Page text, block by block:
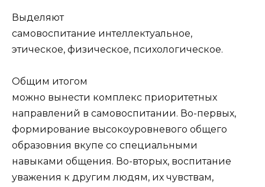
Выделяют
самовоспитание интеллектуальное,
этическое, физическое, психологическое.
Общим итогом
можно вынести комплекс приоритетных
направлений в самовоспитании. Во-первых,
формирование высокоуровневого общего
образовния вкупе со специальными
навыками общения. Во-вторых, воспитание
уважения к другим людям, их чувствам,